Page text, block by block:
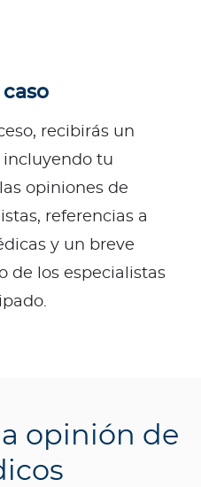
recibirás un
incluyendo tu
opiniones de
referencias a
y un breve
de los especialistas
opinión de